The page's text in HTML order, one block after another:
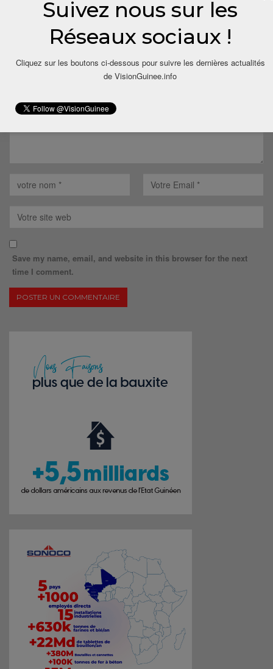
LAISSER UN COMMENTAIRE
Save my name, email, and website in this browser for the next
time I comment.
Suivez nous sur les
Réseaux sociaux !
Cliquez sur les boutons ci-dessous pour suivre les dernières actualités
de VisionGuinee.info